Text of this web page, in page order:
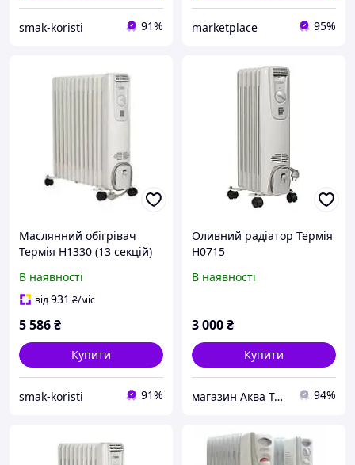
smak-koristi 91% marketplace 95%
Маслянний обігрівач
Термія Н1330 (13 секцій)
В наявності
від931 ₴/міс
5 586₴
Купити
smak-koristi 91%
Оливний радіатор Термія
Н0715
В наявності
3 000₴
Купити
магазин Аква Техник 94%